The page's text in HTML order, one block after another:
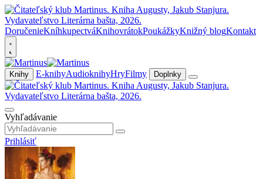
DoručenieKníhkupectváKnihovrátokPoukážkyKnižný blogKontakt
Knihy E-knihyAudioknihyHryFilmy Doplnky
Vyhľadávanie
Prihlásiť